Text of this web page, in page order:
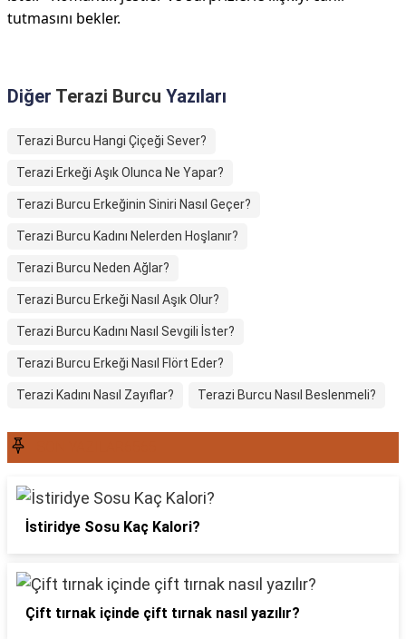
tutmasını bekler.
Diğer Terazi Burcu Yazıları
Terazi Burcu Hangi Çiçeği Sever?
Terazi Erkeği Aşık Olunca Ne Yapar?
Terazi Burcu Erkeğinin Siniri Nasıl Geçer?
Terazi Burcu Kadını Nelerden Hoşlanır?
Terazi Burcu Neden Ağlar?
Terazi Burcu Erkeği Nasıl Aşık Olur?
Terazi Burcu Kadını Nasıl Sevgili İster?
Terazi Burcu Erkeği Nasıl Flört Eder?
Terazi Kadını Nasıl Zayıflar? Terazi Burcu Nasıl Beslenmeli?
İstiridye Sosu Kaç Kalori?
Çift tırnak içinde çift tırnak nasıl yazılır?